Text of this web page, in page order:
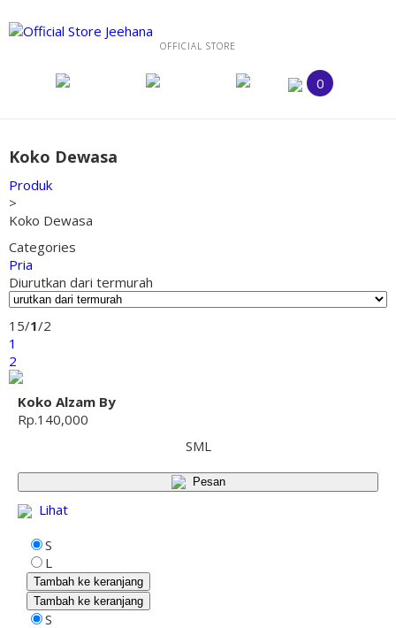
OFFICIAL STORE
0
Koko Dewasa
Produk
>
Koko Dewasa
Categories
Pria
Diurutkan dari termurah
15/1/2
1
2
Koko Alzam By
Rp.140,000
SML
Pesan
Lihat
S
L
Tambah ke keranjang
Tambah ke keranjang
S